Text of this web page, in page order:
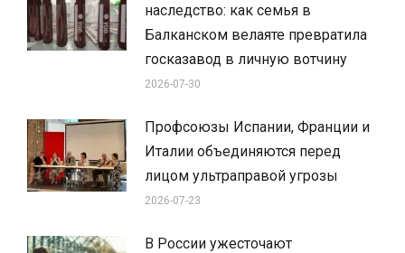
наследство: как семья в
Балканском велаяте превратила
госказавод в личную вотчину
2026-07-30
Профсоюзы Испании, Франции и
Италии объединяются перед
лицом ультраправой угрозы
2026-07-23
В России ужесточают